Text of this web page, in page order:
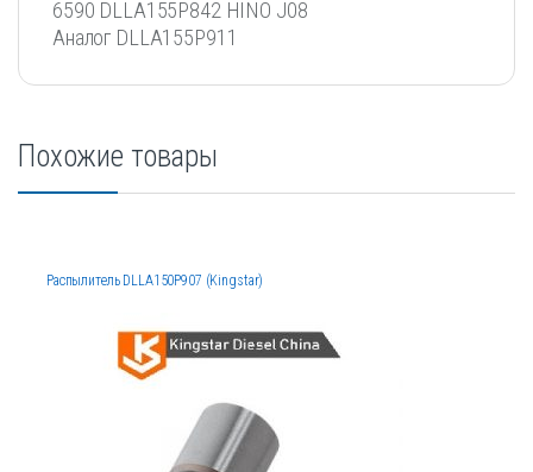
6590 DLLA155P842 HINO J08
Аналог DLLA155P911
Похожие товары
Распылитель DLLA150P907 (Kingstar)